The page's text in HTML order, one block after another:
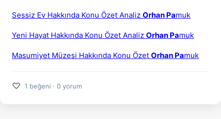
Sessiz Ev Hakkında Konu Özet Analiz Orhan Pamuk
Yeni Hayat Hakkında Konu Özet Analiz Orhan Pamuk
Masumiyet Müzesi Hakkında Konu Özet Orhan Pamuk
♡ 1 beğeni · 0 yorum